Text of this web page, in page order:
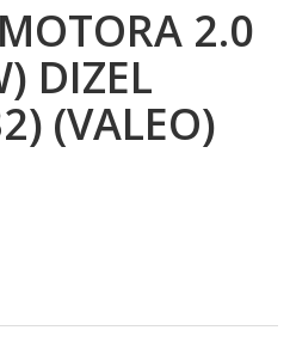
2.0
DIZEL
(VALEO)